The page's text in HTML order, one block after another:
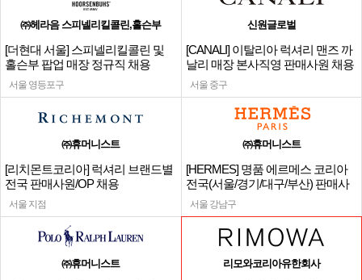
㈜헤라음 스피넬리킬콜린,홀슨부
[더현대 서울] 스피넬리킬콜린 및
홀슨부 팝업 매장 정규직 채용
서울 영등포구
신원글로벌
[CANALI] 이탈리아 럭셔리 맨즈 까
날리 매장 본사직영 판매사원 채용
서울 중구
㈜휴머니스트
[리치몬트코리아] 럭셔리 브랜드별
전국 판매사원/OP 채용
서울 지점
㈜휴머니스트
[HERMES] 명품 에르메스 코리아
전국(서울/경기/대구/부산) 판매사
원
서울 강남구
㈜휴머니스트 리모와코리아유한회사